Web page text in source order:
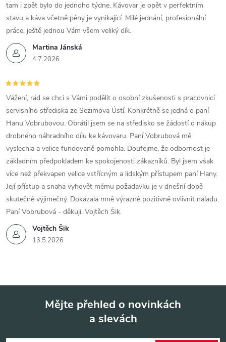
Martina Jánská
4.7.2026
tam i zpět bylo do jednoho týdne. Kávovar je opět v perfektním
stavu a káva včetně pěny je vynikající. Milé jednání, profesionální
práce, ještě jednou Vám všem veliký dík.
Vojtěch Šik
13.5.2026
Vážení, rád se chci s Vámi podělit o osobní zkušenosti s pracovnicí
servisního střediska ze Sezimova Ústí. Konkrétně se jedná o paní
Hanu Vobrubovou. Obrátil jsem se na středisko se žádostí o nákup
drobného náhradního dílu ke kávovaru. Paní Vobrubová mě
vyslechla a velice fundovaně pomohla. Doufejme, že odbornost je
základním předpokladem ke spokojenosti zákazníků. Byl jsem však
více než překvapen velice vstřícným a lidským přístupem paní Hany.
Její přístup a snaha vyhovět mému požadavku je v dnešní době
skutečně výjimečný. Dokázala mně výrazně pozitivně ovlivnit náladu.
Paní Vobrubová - děkuji. Vojtěch Šik.
Mějte přehled o novinkách
a slevách